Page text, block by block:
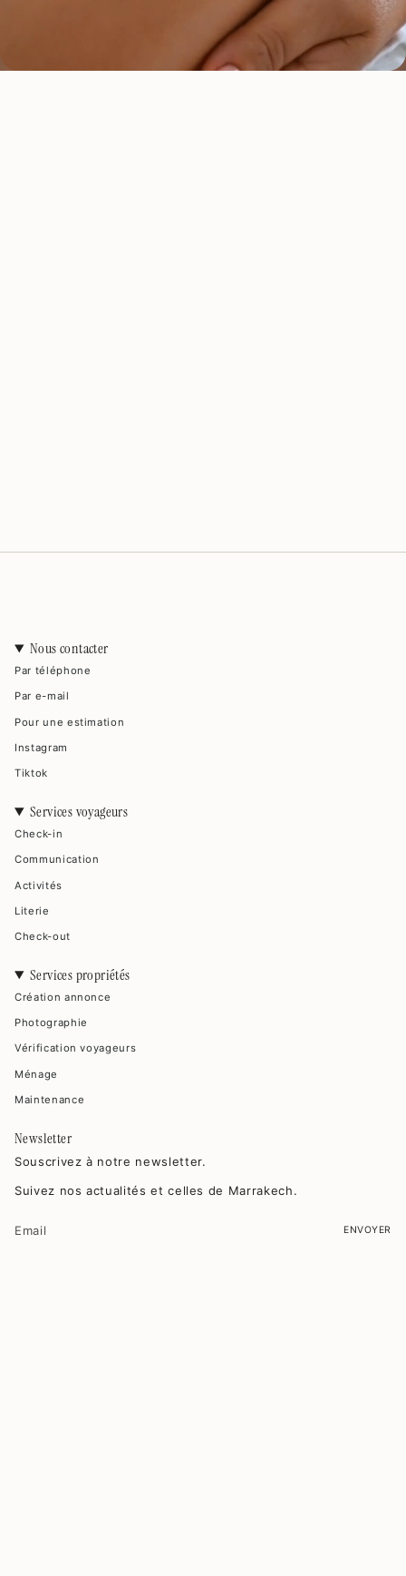
Nous contacter
Par téléphone
Par e-mail
Pour une estimation
Instagram
Tiktok
Services voyageurs
Check-in
Communication
Activités
Literie
Check-out
Services propriétés
Création annonce
Photographie
Vérification voyageurs
Ménage
Maintenance
Newsletter
Souscrivez à notre newsletter.
Suivez nos actualités et celles de Marrakech.
ENVOYER